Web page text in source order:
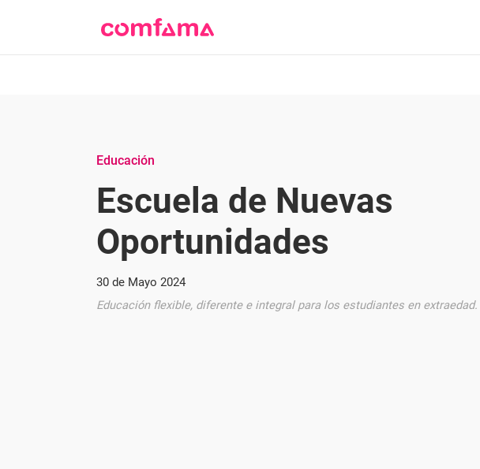
Educación
Escuela de Nuevas
Oportunidades
30 de Mayo 2024
Educación flexible, diferente e integral para los estudiantes en extraedad.